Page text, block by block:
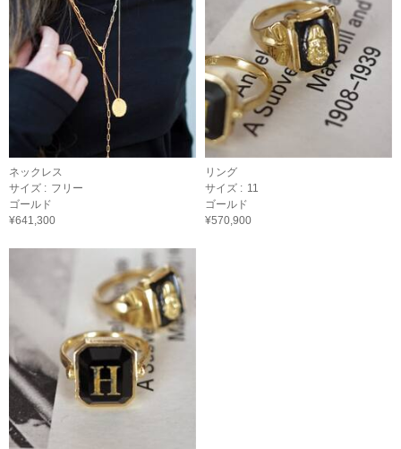
ネックレス
サイズ : フリー
ゴールド
¥641,300
リング
サイズ : 11
ゴールド
¥570,900